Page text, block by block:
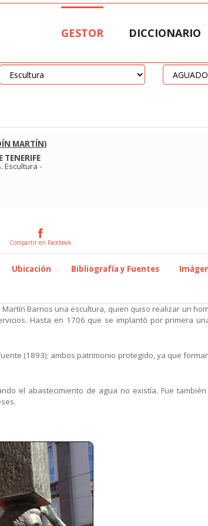
GESTOR DICCIONARIO
MARTÍN)
TENERIFE
. Escultura -
Compartir en Facebook
Ubicación Bibliografía y Fuentes
Barrios una escultura, quien quiso realizar un
Hasta en 1706 que se implantó por primera
(1893); ambos patrimonio protegido, ya que
el abastecimiento de agua no existía. Fue